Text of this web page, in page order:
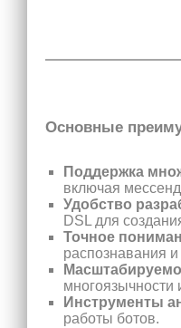
Основные
Поддержка
включая
Удобство
DSL для
Точное
распознавания и
многоязычности
Инструменты
работы ботов.